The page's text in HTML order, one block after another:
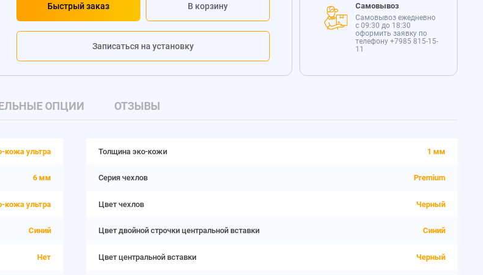
Быстрый заказ В корзину
Записаться на установку
Самовывоз
Самовывоз ежедневно
с 09:30 до 18:30
оформить заявку по
телефону +7985 815-15-
11
ОПЦИИ ОТЗЫВЫ
кожа ультра Толщина эко-кожи 1 мм
6 мм Серия чехлов Premium
кожа ультра Цвет чехлов Черный
Синий Цвет двойной строчки центральной вставки Синий
Нет Цвет центральной вставки Черный